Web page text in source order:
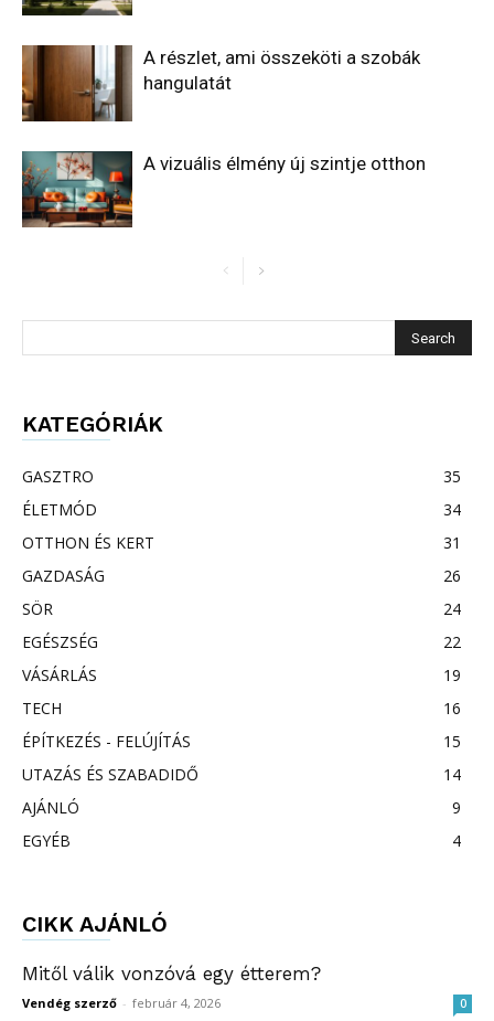
A részlet, ami összeköti a szobák
hangulatát
A vizuális élmény új szintje otthon
KATEGÓRIÁK
GASZTRO
35
ÉLETMÓD
34
OTTHON ÉS KERT
31
GAZDASÁG
26
SÖR
24
EGÉSZSÉG
22
VÁSÁRLÁS
19
TECH
16
ÉPÍTKEZÉS - FELÚJÍTÁS
15
UTAZÁS ÉS SZABADIDŐ
14
AJÁNLÓ
9
EGYÉB
4
CIKK AJÁNLÓ
Mitől válik vonzóvá egy étterem?
Vendég szerző - február 4, 2026 0